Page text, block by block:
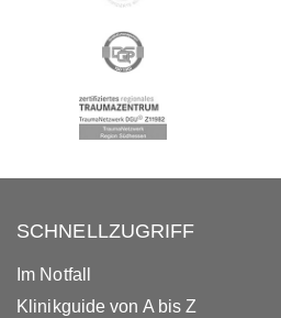
SCHNELLZUGRIFF
Im Notfall
Klinikguide von A bis Z